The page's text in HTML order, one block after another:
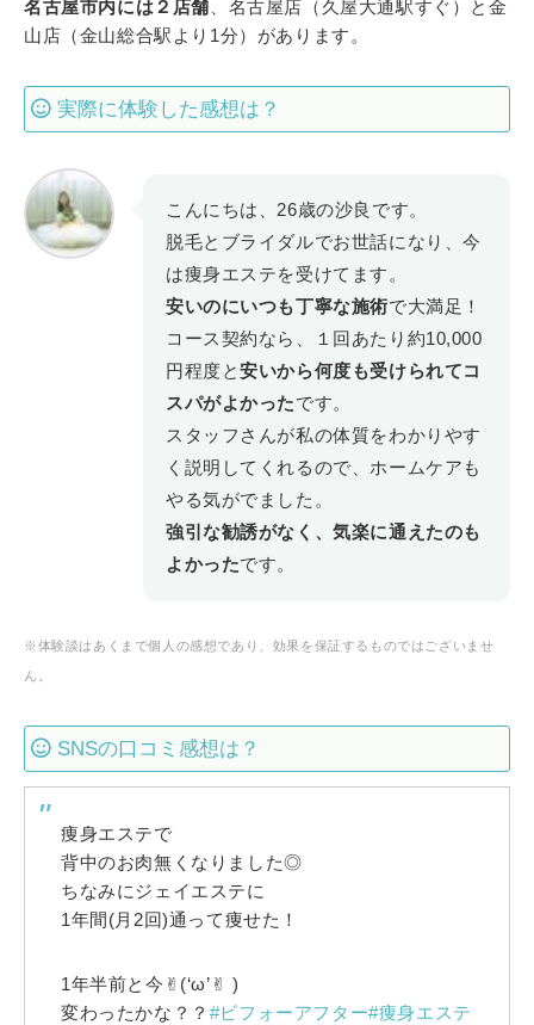
名古屋市内には２店舗 、名古屋店（久屋大通駅すぐ）と金
山店（金山総合駅より1分）があります。
実際に体験した感想は？
こんにちは、26歳の沙良です。
脱毛とブライダルでお世話になり、今
は痩身エステを受けてます。
安いのにいつも丁寧な施術で大満足！
コース契約なら、１回あたり約10,000
円程度と安いから何度も受けられてコ
スパがよかったです。
スタッフさんが私の体質をわかりやす
く説明してくれるので、ホームケアも
やる気がでました。
強引な勧誘がなく、気楽に通えたのも
よかったです。
※体験談はあくまで個人の感想であり、効果を保証するものではございませ
ん。
SNSの口コミ感想は？
痩身エステで
背中のお肉無くなりました◎
ちなみにジェイエステに
1年間(月2回)通って痩せた！
1年半前と今✌︎(‘ω’✌︎ )
変わったかな？？ #ビフォーアフター#痩身エステ